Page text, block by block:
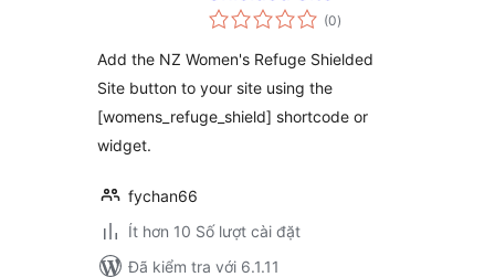
(0tổng
đánh
)
Add the NZ Women's Refuge Shielded
Site button to your site using the
[womens_refuge_shield] shortcode or
widget.
fychan66
Ít hơn 10 Số lượt cài đặt
Đã kiểm tra với 6.1.11